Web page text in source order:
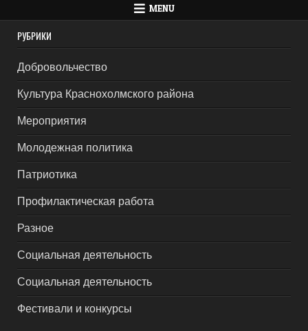
MENU
РУБРИКИ
Добровольчество
Культура Краснохолмского района
Мероприятия
Молодежная политика
Патриотика
Профилактическая работа
Разное
Социальная деятельность
Социальная деятельность
Фестивали и конкурсы